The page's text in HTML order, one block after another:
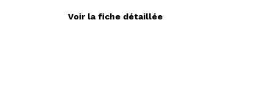
Voir la fiche détaillée